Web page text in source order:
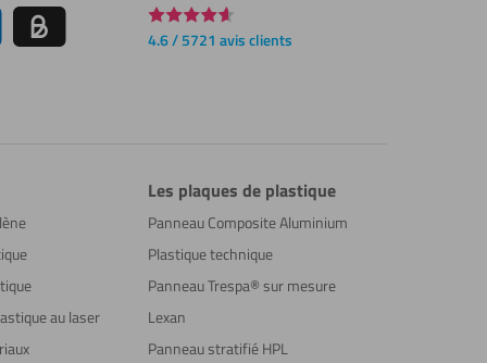
4.6 / 5721 avis clients
au laser
Les plaques de plastique
Panneau Composite Aluminium
Plastique technique
Panneau Trespa® sur mesure
Lexan
Panneau stratifié HPL